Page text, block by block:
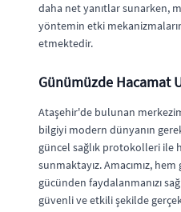
daha net yanıtlar sunarken,
yöntemin etki
etmektedir.
Günümüzde Hacamat
Ataşehir'de bulunan
bilgiyi modern dünyanın
güncel sağlık protokolleri ile
sunmaktayız. Amacımız,
gücünden faydalanmanızı
güvenli ve etkili şekilde